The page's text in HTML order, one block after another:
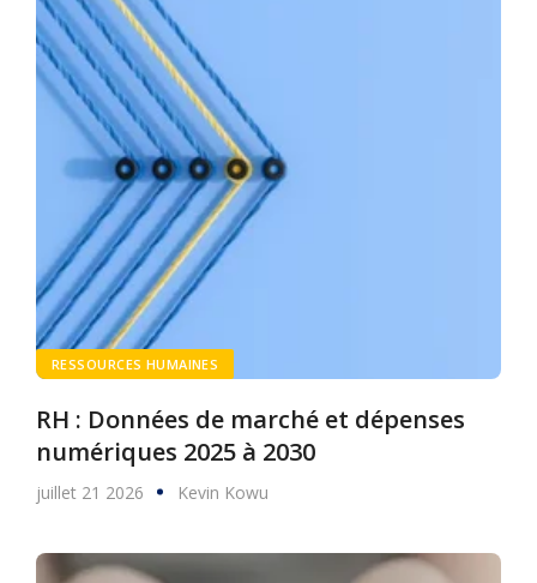
RESSOURCES HUMAINES
RH : Données de marché et dépenses
numériques 2025 à 2030
juillet 21 2026 Kevin Kowu